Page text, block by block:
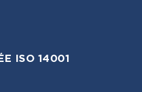
ISO 14001